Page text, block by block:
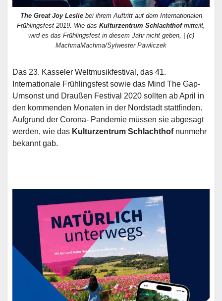
The Great Joy Lesliebei ihrem Auftritt auf dem Internationalen
Frühlingsfest 2019. Wie das Kulturzentrum Schlachthofmitteilt,
wird es das Frühlingsfest in diesem Jahr nicht geben, | (c)
MachmaMachma/Sylwester Pawliczek
Das 23. Kasseler Weltmusikfestival, das 41.
Internationale Frühlingsfest sowie das Mind The Gap-
Umsonst und Draußen Festival 2020 sollten ab April in
den kommenden Monaten in der Nordstadt stattfinden.
Aufgrund der Corona- Pandemie müssen sie abgesagt
werden, wie das Kulturzentrum Schlachthofnunmehr
bekannt gab.